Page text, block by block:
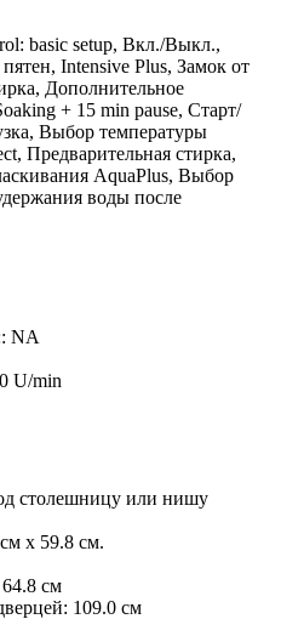
basic setup, Вкл./Выкл.,
Intensive Plus, Замок от
Дополнительное
+ 15 min pause, Старт/
Выбор температуры
Предварительная стирка,
AquaPlus, Выбор
воды после
NA
U/min
столешницу или нишу
x 59.8 см.
см
109.0 см